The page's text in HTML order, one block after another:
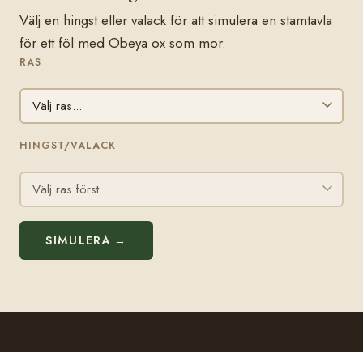
Välj en hingst eller valack för att simulera en stamtavla
för ett föl med Obeya ox som mor.
RAS
HINGST/VALACK
SIMULERA →